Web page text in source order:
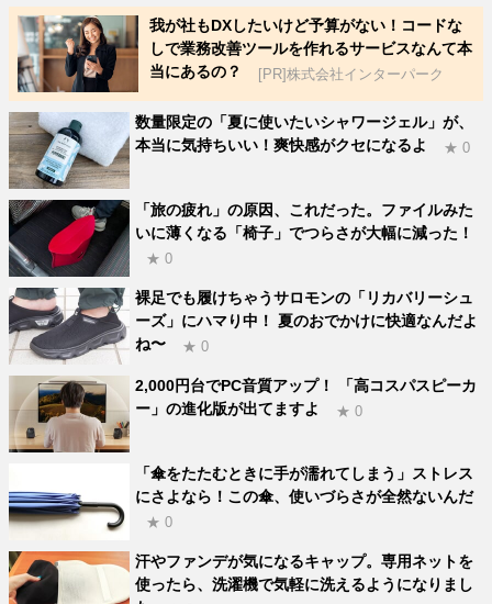
我が社もDXしたいけど予算がない！コードな
しで業務改善ツールを作れるサービスなんて本
当にあるの？
[PR]株式会社インターパーク
数量限定の「夏に使いたいシャワージェル」が、
本当に気持ちいい！爽快感がクセになるよ
★ 0
「旅の疲れ」の原因、これだった。ファイルみた
いに薄くなる「椅子」でつらさが大幅に減った！
★ 0
裸足でも履けちゃうサロモンの「リカバリーシュ
ーズ」にハマり中！ 夏のおでかけに快適なんだよ
ね〜
★ 0
2,000円台でPC音質アップ！ 「高コスパスピーカ
ー」の進化版が出てますよ
★ 0
「傘をたたむときに手が濡れてしまう」ストレス
にさよなら！この傘、使いづらさが全然ないんだ
★ 0
汗やファンデが気になるキャップ。専用ネットを
使ったら、洗濯機で気軽に洗えるようになりまし